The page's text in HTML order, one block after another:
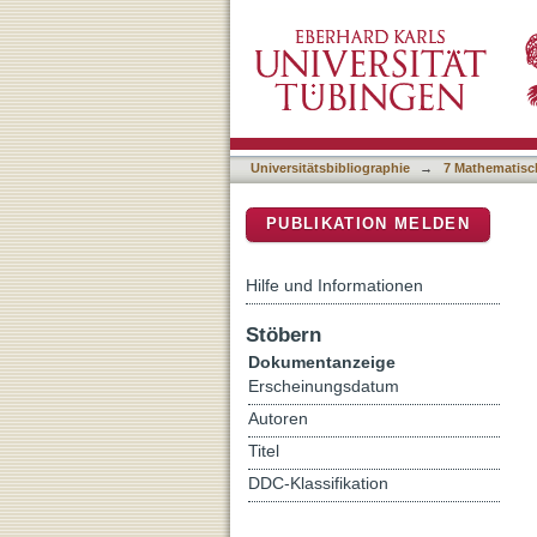
Universitätsbibliographie → 7
PUBLIKATION MELDEN
Hilfe und Informationen
Stöbern
Dokumentanzeige
Erscheinungsdatum
Autoren
Titel
DDC-Klassifikation